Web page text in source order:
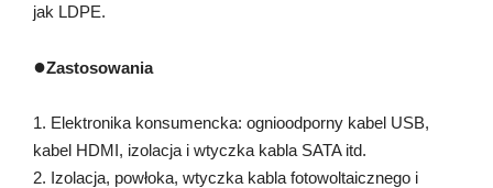
jak LDPE.
●Zastosowania
1. Elektronika konsumencka: ognioodporny kabel USB,
kabel HDMI, izolacja i wtyczka kabla SATA itd.
2. Izolacja, powłoka, wtyczka kabla fotowoltaicznego i